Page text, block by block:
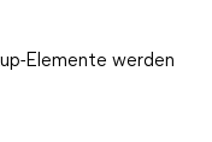
Elemente werden